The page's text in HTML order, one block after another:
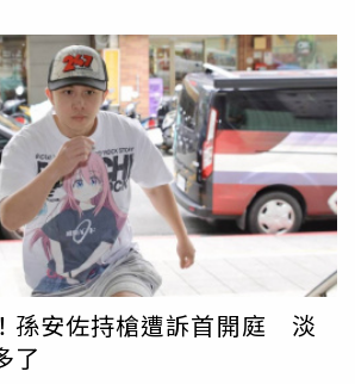
孫安佐持槍遭訴首開庭 淡
了